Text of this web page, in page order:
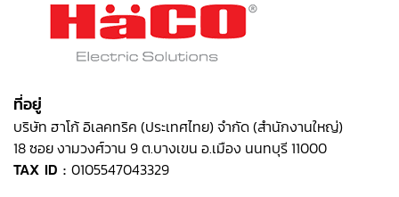
ที่อยู่
บริษัท ฮาโก้ อิเลคทริค (ประเทศไทย) จำกัด (สำนักงานใหญ่)
18 ซอย งามวงศ์วาน 9 ต.บางเขน อ.เมือง นนทบุรี 11000
TAX ID : 0105547043329